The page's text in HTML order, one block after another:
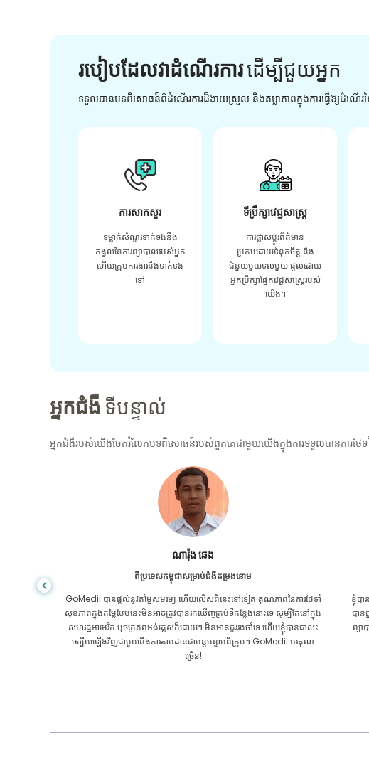
របៀបដែលវាដំណើរការដើម្បី​ជួយ​អ្នក
ទទួលបានបទពិសោធន៍ពីដំណើរការដ៏ងាយស្រួល និងតម្លាភាពក្នុងការធ្វើឱ្យ
ការសាកសួរ
ទម្លាក់សំណួរទាក់ទងនឹង
កង្វល់នៃការព្យាបាលរបស់អ្នក
ហើយក្រុមការងារនឹងទាក់ទង
ទៅ
ទីប្រឹក្សាវេជ្ជសាស្ត្រ
ការផ្លាស់ប្តូរព័ត៌មាន
ប្រកបដោយទំនុកចិត្ត និង
ជំនួយមួយទល់មួយ ផ្តល់ដោយ
អ្នកប្រឹក្សាផ្នែកវេជ្ជសាស្រ្តរបស់
យើង។
អ្នកជំងឺ ទីបន្ទាល់
អ្នកជំងឺរបស់យើងចែករំលែកបទពិសោធន៍របស់ពួកគេជាមួយយើងក្នុងការទទួលបានការថ
សានដាដាស
ពីបង់ក្លាដែសសម្រាប់ជំងឺក្រពះពោះវៀន
ខ្ញុំបានថ្លែងអំណរគុណដល់កូនប្រុសរបស់ខ្ញុំ និងក្រុមដ៏អស្ចារ្យរបស់ GoMedii ដែល
បានជួយខ្ញុំក្នុងការធ្វើដំណើររបស់ខ្ញុំពីបង់ក្លាដែសទៅកាន់ប្រទេសឥណ្ឌាដើម្បីទទួលការ
ព្យាបាល។ យើងបានធ្វើការជ្រើសរើសត្រឹមត្រូវក្នុងការជ្រើសរើស GoMedii ។ ពួកគេ
សូម្បីតែបន្ទាប់ពីការព្យាបាលរក្សាទំនាក់ទំនងដ៏ល្អជាមួយយើង
ខ្ញុំ​ប
បញ្ហ